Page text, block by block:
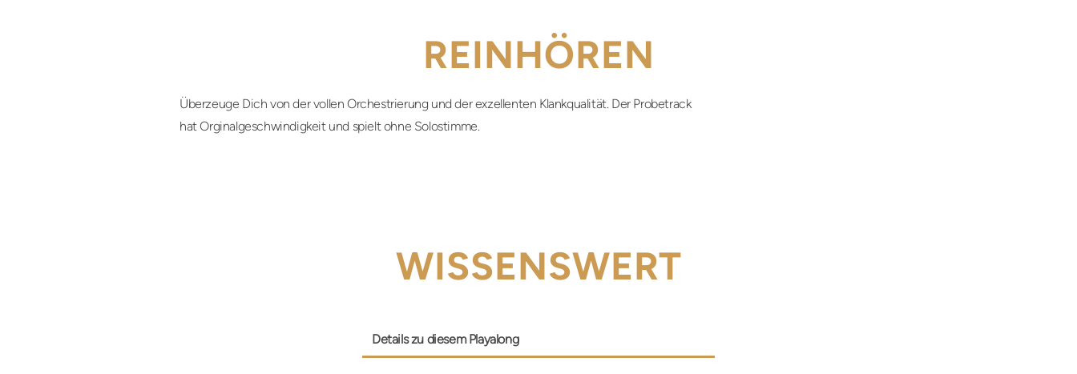
REINHÖREN
Überzeuge Dich von der vollen Orchestrierung und der exzellenten Klankqualität. Der Probetrack
hat Orginalgeschwindigkeit und spielt ohne Solostimme.
WISSENSWERT
Details zu diesem Playalong